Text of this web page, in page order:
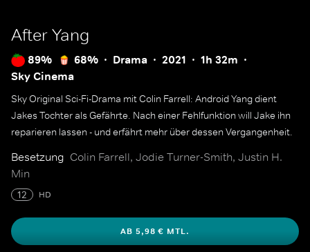
After Yang
89% 68% Drama 2021
1h 32m
Sky Cinema
Sky Original Sci-Fi-Drama mit Colin Farrell: Android Yang dient
Jakes Tochter als Gefährte. Nach einer Fehlfunktion will Jake ihn
reparieren lassen - und erfährt mehr über dessen Vergangenheit.
Besetzung Colin Farrell, Jodie Turner-Smith, Justin H.
Min
12 HD
AB 5,98 € MTL.